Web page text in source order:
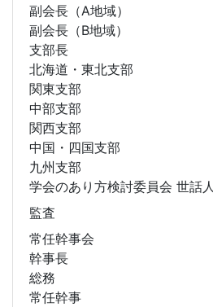
副会長（A地域）
副会長（B地域）
支部長
北海道・東北支部
関東支部
中部支部
関西支部
中国・四国支部
九州支部
学会のあり方検討委員会 世話人
監査
常任幹事会
幹事長
総務
常任幹事